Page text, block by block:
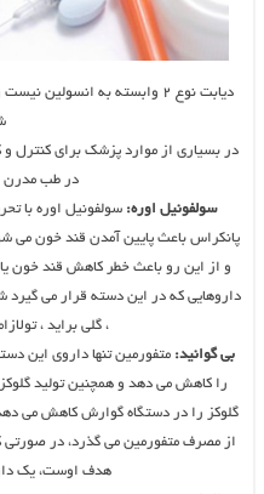
دیابت نوع ۲ وابسته به
در بسیاری از موارد پزشک برای کنترل
در طب مدرن
سولفونیل اوره:سولفونیل اوره با
پانکراس باعث پایین آمدن قند خون می
و از این رو باعث خطر کاهش قند خون
داروهایی که در این دسته قرار می گیرد
، گلی براید ،
بی گوانید: متفورمین تنها داروی این
را کاهش می دهد و همچنین تولید
گلوکز را در دستگاه گوارش کاهش می
از مصرف متفورمین می گذرد، در صورتی
هدف اوست، یک